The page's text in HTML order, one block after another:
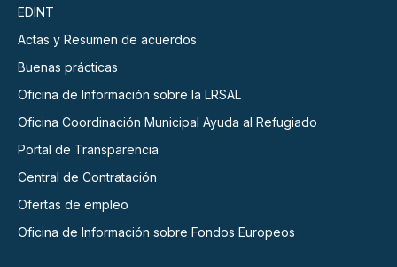
EDINT
Actas y Resumen de acuerdos
Buenas prácticas
Oficina de Información sobre la LRSAL
Oficina Coordinación Municipal Ayuda al Refugiado
Portal de Transparencia
Central de Contratación
Ofertas de empleo
Oficina de Información sobre Fondos Europeos